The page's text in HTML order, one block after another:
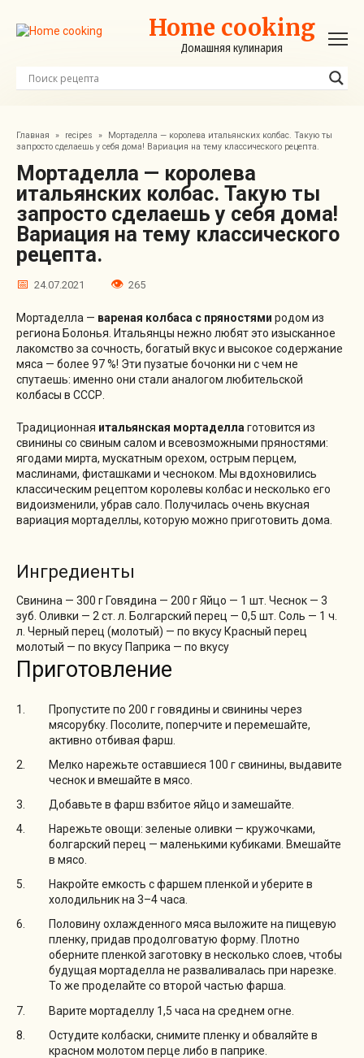
контенту
Home cooking
Домашняя кулинария
Главная » recipes »
Мортаделла — королева итальянских колбас. Такую ты
запросто сделаешь у себя дома! Вариация на тему классического рецепта.
Мортаделла — королева
итальянских колбас. Такую ты
запросто сделаешь у себя дома!
Вариация на тему классического
рецепта.
24.07.2021 265
Мортаделла — вареная колбаса с пряностями родом из
региона Болонья. Итальянцы нежно любят это изысканное
лакомство за сочность, богатый вкус и высокое содержание
мяса — более 97 %! Эти пузатые бочонки ни с чем не
спутаешь: именно они стали аналогом любительской
колбасы в СССР.
Традиционная итальянская мортаделла готовится из
свинины со свиным салом и всевозможными пряностями:
ягодами мирта, мускатным орехом, острым перцем,
маслинами, фисташками и чесноком. Мы вдохновились
классическим рецептом королевы колбас и несколько его
видоизменили, убрав сало. Получилась очень вкусная
вариация мортаделлы, которую можно приготовить дома.
Ингредиенты
Свинина — 300 г Говядина — 200 г Яйцо — 1 шт. Чеснок — 3
зуб. Оливки — 2 ст. л. Болгарский перец — 0,5 шт. Соль — 1 ч.
л. Черный перец (молотый) — по вкусу Красный перец
молотый — по вкусу Паприка — по вкусу
Приготовление
Пропустите по 200 г говядины и свинины через
мясорубку. Посолите, поперчите и перемешайте,
активно отбивая фарш.
Мелко нарежьте оставшиеся 100 г свинины, выдавите
чеснок и вмешайте в мясо.
Добавьте в фарш взбитое яйцо и замешайте.
Нарежьте овощи: зеленые оливки — кружочками,
болгарский перец — маленькими кубиками. Вмешайте
в мясо.
Накройте емкость с фаршем пленкой и уберите в
холодильник на 3–4 часа.
Половину охлажденного мяса выложите на пищевую
пленку, придав продолговатую форму. Плотно
оберните пленкой заготовку в несколько слоев, чтобы
будущая мортаделла не разваливалась при нарезке.
То же проделайте со второй частью фарша.
Варите мортаделлу 1,5 часа на среднем огне.
Остудите колбаски, снимите пленку и обваляйте в
красном молотом перце либо в паприке.